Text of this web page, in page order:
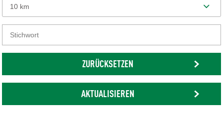
10 km
ZURÜCKSETZEN
AKTUALISIEREN